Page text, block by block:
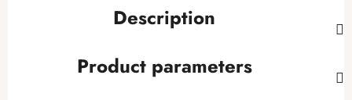
Description
Product parameters